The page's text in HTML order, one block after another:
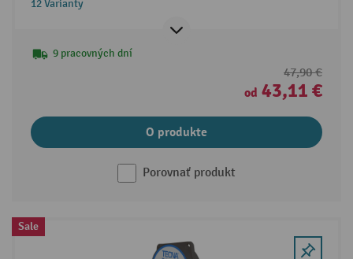
12 Varianty
9 pracovných dní
47,90 €
od 43,11 €
O produkte
Porovnať produkt
Sale